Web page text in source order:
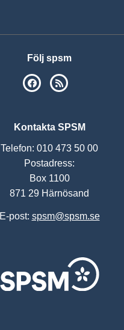
Följ spsm
SPSM på Facebook
Kontakta SPSM
Telefon: 010 473 50 00
Postadress:
Box 1100
871 29 Härnösand
E-post: spsm@spsm.se